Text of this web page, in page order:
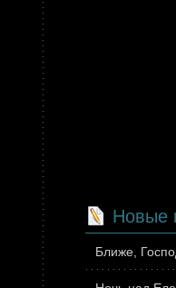
Новые
Ближе,